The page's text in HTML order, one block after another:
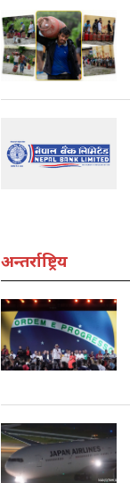
अन्तर्राष्ट्रिय